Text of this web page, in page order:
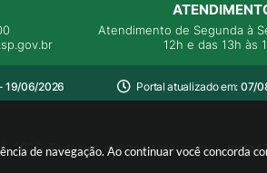
de navegação. Ao continuar você concorda
Atendimento de Segunda à
12h e das 13h às
19/06/2026 Portal atualizado em: 07/
2026. Todos os direitos reservados -Instar